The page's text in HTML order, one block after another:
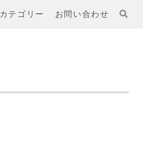
カテゴリー お問い合わせ